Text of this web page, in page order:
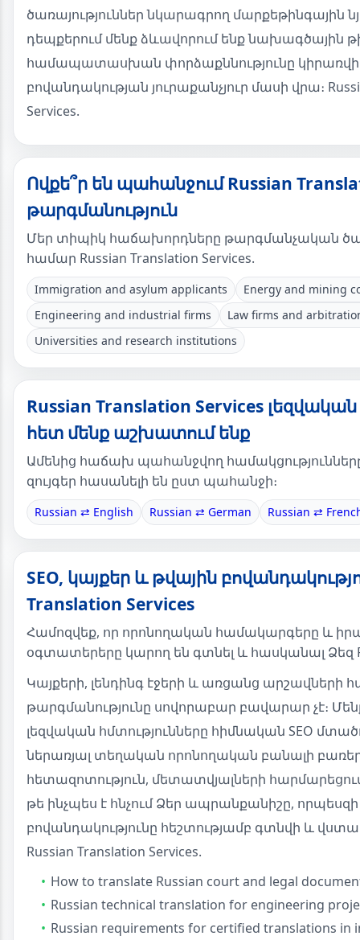
ծառայություններ նկարագրող մարքեթինգային
դեպքերում մենք ձևավորում ենք նախագծային
համապատասխան փորձաքննությունը կիրառվի
բովանդակության յուրաքանչյուր մասի վրա։
Services.
Ովքե՞ր են պահանջում Russian
թարգմանություն
Մեր տիպիկ հաճախորդները թարգմանչական
համար Russian Translation Services.
Immigration and asylum applicants
Energy and mining
Engineering and industrial firms
Law firms and
Universities and research institutions
Russian Translation Services լեզվական
հետ մենք աշխատում ենք
Ամենից հաճախ պահանջվող
զույգեր հասանելի են ըստ պահանջի։
Russian ⇄ English Russian ⇄ German Russian ⇄
SEO, կայքեր և թվային
Translation Services
Համոզվեք, որ որոնողական համակարգերը և
օգտատերերը կարող են գտնել և հասկանալ Ձեզ
Կայքերի, լենդինգ էջերի և առցանց
թարգմանությունը սովորաբար բավարար չէ։
լեզվական հմտությունները հիմնական SEO
ներառյալ տեղական որոնողական բանալի
հետազոտություն, մետատվյալների
թե ինչպես է հնչում Ձեր ապրանքանիշը,
բովանդակությունը հեշտությամբ գտնվի և
Russian Translation Services.
How to translate Russian court and legal
Russian technical translation for engineering
Russian requirements for certified translations in